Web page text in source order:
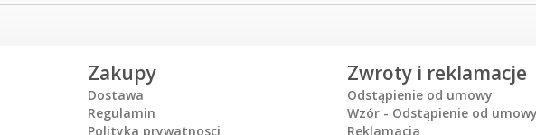
Zakupy
Dostawa
Regulamin
Polityka prywatnosci
Zwroty i reklamacje
Odstąpienie od umowy
Wzór - Odstąpienie od
Reklamacja